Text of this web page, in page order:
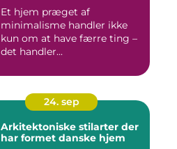
Et hjem præget af
minimalisme handler ikke
kun om at have færre ting –
det handler...
24. sep
Arkitektoniske stilarter der
har formet danske hjem